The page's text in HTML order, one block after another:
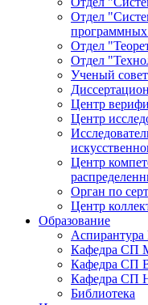
Отдел
Отдел
Отдел
Ученый совет
Центр
Центр
Центр
Орган по
Центр
Образование
Кафедра
Кафедра
Кафедра
Библиотека